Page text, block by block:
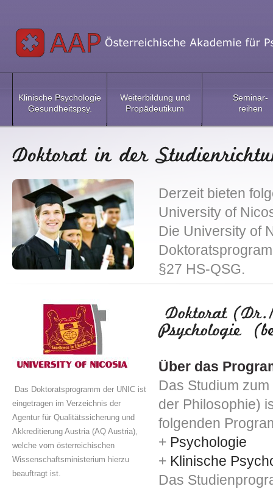
Klinische Psychologie
Gesundheitspsy.
Weiterbildung und
Propädeutikum
Seminar-
reihen
Derzeit bieten
University of
Die University of
§27 HS-QSG.
Das Doktoratsprogramm der UNIC ist
eingetragen im Verzeichnis der
Agentur für Qualitätssicherung und
Akkreditierung Austria (AQ Austria),
welche vom österreichischen
Wissenschaftsministerium hierzu
beauftragt ist.
Über das
Das Studium
der Philosophie)
folgenden
+ Psychologie
+ Klinische
Das